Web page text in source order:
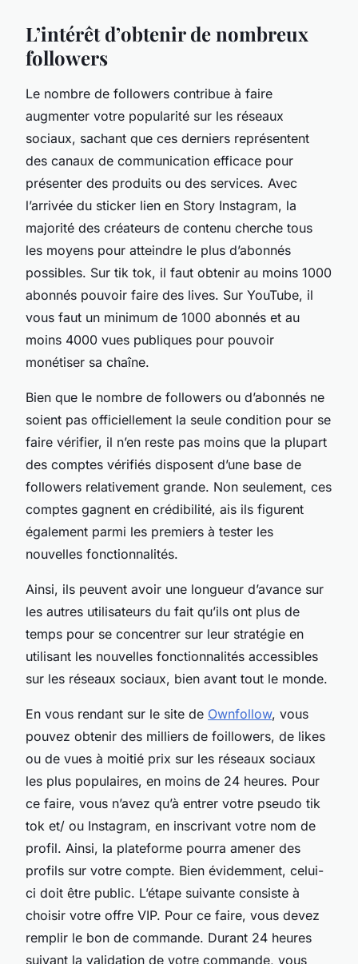
L’intérêt d’obtenir de nombreux
followers
Le nombre de followers contribue à faire
augmenter votre popularité sur les réseaux
sociaux, sachant que ces derniers représentent
des canaux de communication efficace pour
présenter des produits ou des services. Avec
l’arrivée du sticker lien en Story Instagram, la
majorité des créateurs de contenu cherche tous
les moyens pour atteindre le plus d’abonnés
possibles. Sur tik tok, il faut obtenir au moins 1000
abonnés pouvoir faire des lives. Sur YouTube, il
vous faut un minimum de 1000 abonnés et au
moins 4000 vues publiques pour pouvoir
monétiser sa chaîne.
Bien que le nombre de followers ou d’abonnés ne
soient pas officiellement la seule condition pour se
faire vérifier, il n’en reste pas moins que la plupart
des comptes vérifiés disposent d’une base de
followers relativement grande. Non seulement, ces
comptes gagnent en crédibilité, ais ils figurent
également parmi les premiers à tester les
nouvelles fonctionnalités.
Ainsi, ils peuvent avoir une longueur d’avance sur
les autres utilisateurs du fait qu’ils ont plus de
temps pour se concentrer sur leur stratégie en
utilisant les nouvelles fonctionnalités accessibles
sur les réseaux sociaux, bien avant tout le monde.
En vous rendant sur le site de Ownfollow, vous
pouvez obtenir des milliers de foillowers, de likes
ou de vues à moitié prix sur les réseaux sociaux
les plus populaires, en moins de 24 heures. Pour
ce faire, vous n’avez qu’à entrer votre pseudo tik
tok et/ ou Instagram, en inscrivant votre nom de
profil. Ainsi, la plateforme pourra amener des
profils sur votre compte. Bien évidemment, celui-
ci doit être public. L’étape suivante consiste à
choisir votre offre VIP. Pour ce faire, vous devez
remplir le bon de commande. Durant 24 heures
suivant la validation de votre commande, vous